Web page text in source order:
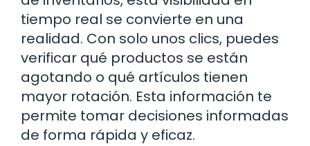
tiempo real se convierte en una
realidad. Con solo unos clics, puedes
verificar qué productos se están
agotando o qué artículos tienen
mayor rotación. Esta información te
permite tomar decisiones informadas
de forma rápida y eficaz.